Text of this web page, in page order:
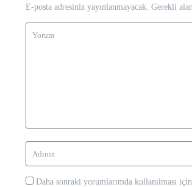
E-posta adresiniz yayınlanmayacak. Gerekli
Daha sonraki yorumlarımda kullanılması